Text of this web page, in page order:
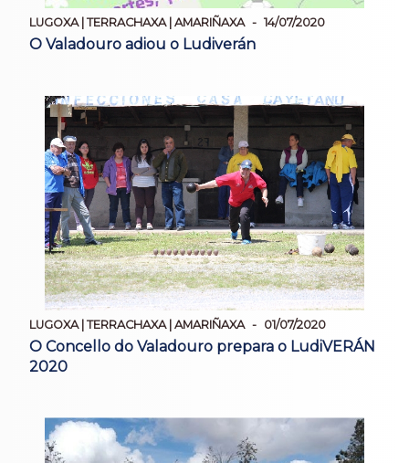
LUGOXA | TERRACHAXA | AMARIÑAXA 14/07/2020
O Valadouro adiou o Ludiverán
LUGOXA | TERRACHAXA | AMARIÑAXA 01/07/2020
O Concello do Valadouro prepara o LudiVERÁN
2020